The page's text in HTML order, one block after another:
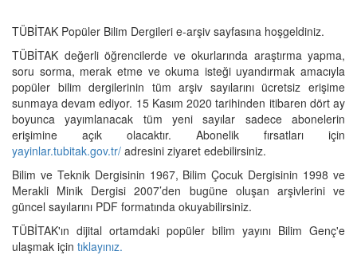
TÜBİTAK Popüler Bilim Dergileri e-arşiv sayfasına hoşgeldiniz.
TÜBİTAK değerli öğrencilerde ve okurlarında araştırma yapma,
soru sorma, merak etme ve okuma isteği uyandırmak amacıyla
popüler bilim dergilerinin tüm arşiv sayılarını ücretsiz erişime
sunmaya devam ediyor. 15 Kasım 2020 tarihinden itibaren dört ay
boyunca yayımlanacak tüm yeni sayılar sadece abonelerin
erişimine açık olacaktır. Abonelik fırsatları için
yayinlar.tubitak.gov.tr/ adresini ziyaret edebilirsiniz.
Bilim ve Teknik Dergisinin 1967, Bilim Çocuk Dergisinin 1998 ve
Merakli Minik Dergisi 2007’den bugüne oluşan arşivlerini ve
güncel sayılarını PDF formatında okuyabilirsiniz.
TÜBİTAK'ın dijital ortamdaki popüler bilim yayını Bilim Genç'e
ulaşmak için tıklayınız.